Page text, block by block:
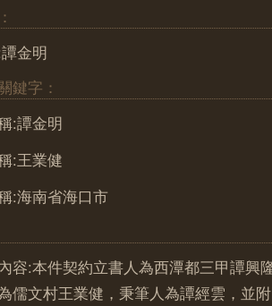
金明
鍵字：
:譚金明
:王業健
:海南省海口市
容:本件契約立書人為西潭都三甲譚興
儒文村王業健，秉筆人為譚經雲，並